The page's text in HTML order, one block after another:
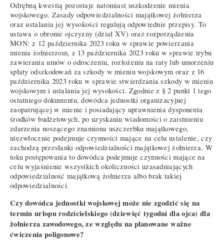
Odrębną kwestią pozostaje natomiast uszkodzenie mienia
wojskowego. Zasady odpowiedzialności majątkowej żołnierza
oraz ustalania jej wysokości regulują odpowiednie przepisy. To
ustawa o obronie ojczyzny (dział XV) oraz rozporządzenia
MON: z 12 października 2023 roku w sprawie powierzania
mienia żołnierzom, z 13 października 2023 roku w sprawie trybu
zawierania umów o odroczeniu, rozłożeniu na raty lub umorzeniu
spłaty odszkodowań za szkody w mieniu wojskowym oraz z 16
października 2023 roku w sprawie stwierdzania szkody w mieniu
wojskowym i ustalania jej wysokości. Zgodnie z § 2 punkt 1 tego
ostatniego dokumentu, dowódca jednostki organizacyjnej
zaopatrującej w mienie i posiadający uprawnienia dysponenta
środków budżetowych, po uzyskaniu wiadomości o zaistnieniu
zdarzenia noszącego znamiona uszczerbku majątkowego,
niezwłocznie podejmuje czynności mające na celu ustalenie, czy
zachodzą przesłanki odpowiedzialności majątkowej żołnierza. W
toku postępowania to dowódca podejmuje czynności mające na
celu wyjaśnienie wszystkich okoliczności uzasadniających
odpowiedzialność majątkową żołnierza albo brak takiej
odpowiedzialności.
Czy dowódca jednostki wojskowej może nie zgodzić się na
termin urlopu rodzicielskiego (dziewięć tygodni dla ojca) dla
żołnierza zawodowego, ze względu na planowane ważne
ćwiczenia poligonowe?